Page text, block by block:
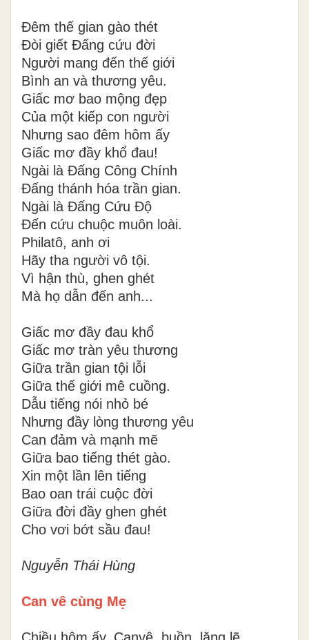
Đêm thế gian gào thét
Đòi giết Đấng cứu đời
Người mang đến thế giới
Bình an và thương yêu.
Giấc mơ bao mộng đẹp
Của một kiếp con người
Nhưng sao đêm hôm ấy
Giấc mơ đầy khổ đau!
Ngài là Đấng Công Chính
Đấng thánh hóa trần gian.
Ngài là Đấng Cứu Độ
Đến cứu chuộc muôn loài.
Philatô, anh ơi
Hãy tha người vô tội.
Vì hận thù, ghen ghét
Mà họ dẫn đến anh...
Giấc mơ đầy đau khổ
Giấc mơ tràn yêu thương
Giữa trần gian tội lỗi
Giữa thế giới mê cuồng.
Dẫu tiếng nói nhỏ bé
Nhưng đầy lòng thương yêu
Can đảm và mạnh mẽ
Giữa bao tiếng thét gào.
Xin một lần lên tiếng
Bao oan trái cuộc đời
Giữa đời đầy ghen ghét
Cho vơi bớt sầu đau!
Nguyễn Thái Hùng
Can vê cùng Mẹ